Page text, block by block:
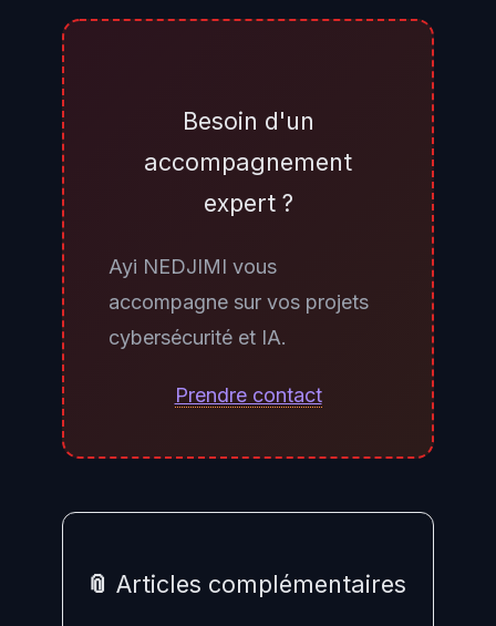
réponse diplomatique ou des
confusion pour exfiltrer des
données pendant que les
Ce mode opératoire dit « false
flag » est utilisé par plusieurs
services de renseignement,
notamment russes, nord-coréens
Besoin d'un
accompagnement
expert ?
Ayi NEDJIMI vous
accompagne sur vos projets
cybersécurité et IA.
Prendre contact
📎 Articles complémentaires